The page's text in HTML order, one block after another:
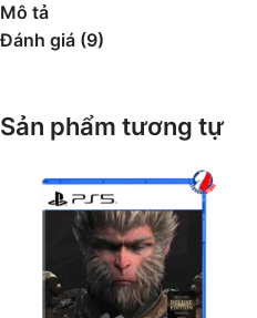
Mô tả
Đánh giá (9)
Sản phẩm tương tự